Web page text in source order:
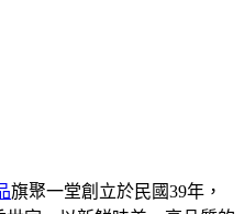
旗聚一堂創立於民國39年，